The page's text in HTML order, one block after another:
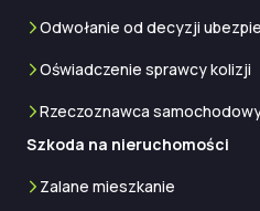
Odwołanie od decyzji
Oświadczenie sprawcy kolizji
Rzeczoznawca
Szkoda na nieruchomości
Zalane mieszkanie